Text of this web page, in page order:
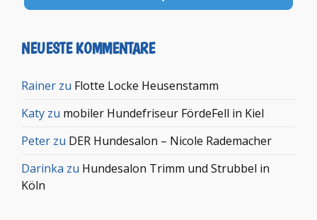
NEUESTE KOMMENTARE
Rainer zu Flotte Locke Heusenstamm
Katy zu mobiler Hundefriseur FördeFell in Kiel
Peter zu DER Hundesalon – Nicole Rademacher
Darinka zu Hundesalon Trimm und Strubbel in
Köln